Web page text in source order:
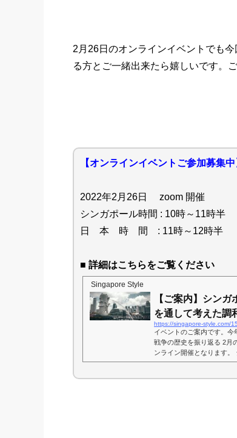
2月26日のオンラインイベントでも
る方とご一緒出来たら嬉しいです。
【オンラインイベントご参加募集中
2022年2月26日 zoom 開催
シンガポール時間 : 10時～11時半
日 本 時 間 : 11時～12時半
■ 詳細はこちらをご覧ください
Singapore Style
【ご案内】シン
を通して考えた調
https://singapore-style.com/
イベントのご案内です。
戦争の歴史を振り返る 2月
ンライン開催となります。
て考えた調和と平和のつく